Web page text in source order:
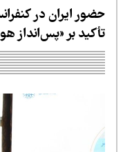
ایران در کنفرانس
بر «پس‌انداز